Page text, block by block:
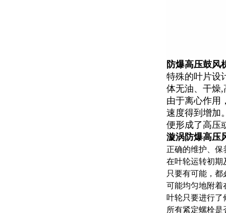
防爆高压鼓风
特殊的叶片设
体无油、干燥
由于离心作用
速度得到增加
便形成了高压
漩涡防爆高压
正确的维护、
在叶轮运转初期
只要有可能，
可能均匀地附着
叶轮只要进行
所有紧定螺栓